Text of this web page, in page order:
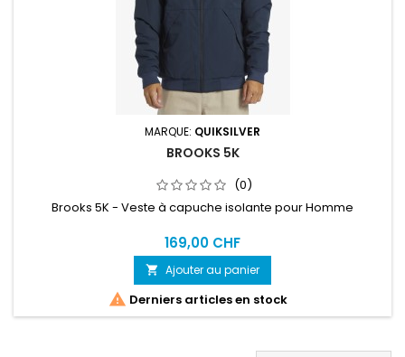
MARQUE: QUIKSILVER
BROOKS 5K
(0)
Brooks 5K - Veste à capuche isolante pour Homme
169,00 CHF
 Ajouter au panier
 Derniers articles en stock